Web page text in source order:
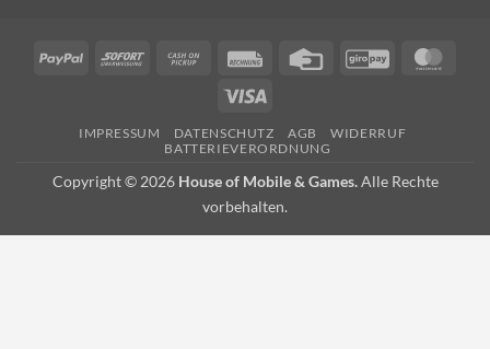
PayPal Sofort
Cash
Pickup
Rechung
Credit
GiroPay
IMPRESSUM DATENSCHUTZ AGB
WIDERRUF
BATTERIEVERORDNUNG
Copyright © 2026 House of Mobile & Games.Alle Rechte
vorbehalten.